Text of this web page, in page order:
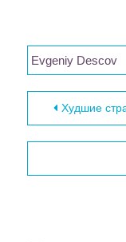
Evgeniy Descov
Худшие